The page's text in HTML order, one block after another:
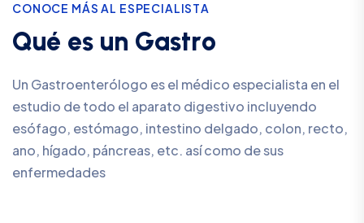
CONOCE MÁS AL ESPECIALISTA
Qué es un Gastro
Un Gastroenterólogo es el médico especialista en el
estudio de todo el aparato digestivo incluyendo
esófago, estómago, intestino delgado, colon, recto,
ano, hígado, páncreas, etc. así como de sus
enfermedades